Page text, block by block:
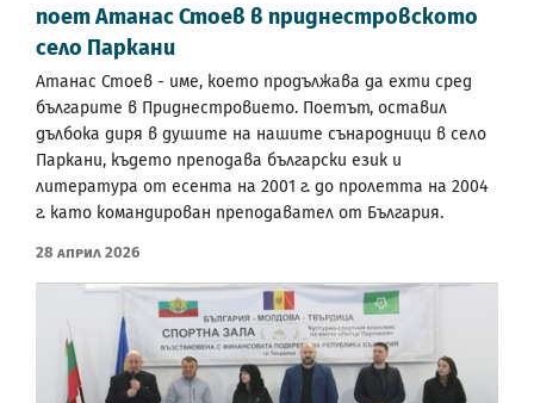
поет Атанас Стоев в приднестровското
село Паркани
Атанас Стоев - име, което продължава да ехти сред
българите в Приднестровието. Поетът, оставил
дълбока диря в душите на нашите сънародници в село
Паркани, където преподава български език и
литература от есента на 2001 г. до пролетта на 2004
г. като командирован преподавател от България.
28 Април 2026